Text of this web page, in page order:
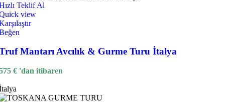
Teklif Al
view
Mantarı Avcılık & Gurme Turu İtalya
€ 'dan itibaren